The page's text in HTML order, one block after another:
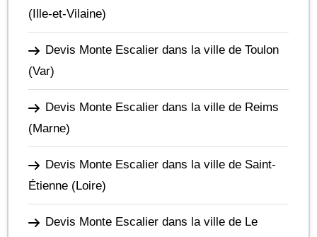
(Ille-et-Vilaine)
Devis Monte Escalier dans la ville de Toulon
(Var)
Devis Monte Escalier dans la ville de Reims
(Marne)
Devis Monte Escalier dans la ville de Saint-
Étienne (Loire)
Devis Monte Escalier dans la ville de Le